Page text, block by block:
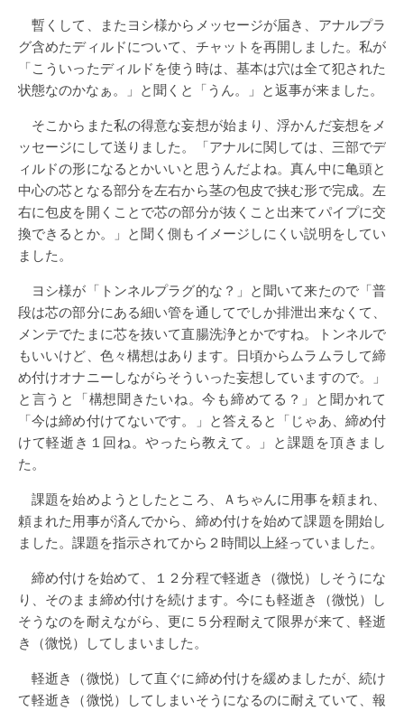
暫くして、またヨシ様からメッセージが届き、アナルプラ
グ含めたディルドについて、チャットを再開しました。私が
「こういったディルドを使う時は、基本は穴は全て犯された
状態なのかなぁ。」と聞くと「うん。」と返事が来ました。
そこからまた私の得意な妄想が始まり、浮かんだ妄想をメ
ッセージにして送りました。「アナルに関しては、三部でデ
ィルドの形になるとかいいと思うんだよね。真ん中に亀頭と
中心の芯となる部分を左右から茎の包皮で挟む形で完成。左
右に包皮を開くことで芯の部分が抜くこと出来てパイプに交
換できるとか。」と聞く側もイメージしにくい説明をしてい
ました。
ヨシ様が「トンネルプラグ的な？」と聞いて来たので「普
段は芯の部分にある細い管を通してでしか排泄出来なくて、
メンテでたまに芯を抜いて直腸洗浄とかですね。トンネルで
もいいけど、色々構想はあります。日頃からムラムラして締
め付けオナニーしながらそういった妄想していますので。」
と言うと「構想聞きたいね。今も締めてる？」と聞かれて
「今は締め付けてないです。」と答えると「じゃあ、締め付
けて軽逝き１回ね。やったら教えて。」と課題を頂きまし
た。
課題を始めようとしたところ、Ａちゃんに用事を頼まれ、
頼まれた用事が済んでから、締め付けを始めて課題を開始し
ました。課題を指示されてから２時間以上経っていました。
締め付けを始めて、１２分程で軽逝き（微悦）しそうにな
り、そのまま締め付けを続けます。今にも軽逝き（微悦）し
そうなのを耐えながら、更に５分程耐えて限界が来て、軽逝
き（微悦）してしまいました。
軽逝き（微悦）して直ぐに締め付けを緩めましたが、続け
て軽逝き（微悦）してしまいそうになるのに耐えていて、報